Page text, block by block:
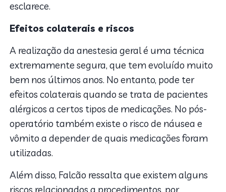
esclarece.
Efeitos colaterais e riscos
A realização da anestesia geral é uma técnica
extremamente segura, que tem evoluído muito
bem nos últimos anos. No entanto, pode ter
efeitos colaterais quando se trata de pacientes
alérgicos a certos tipos de medicações. No pós-
operatório também existe o risco de náusea e
vômito a depender de quais medicações foram
utilizadas.
Além disso, Falcão ressalta que existem alguns
riscos relacionados a procedimentos, por